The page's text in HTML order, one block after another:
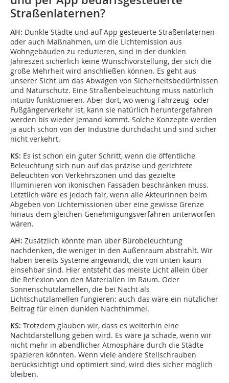
Straßenlaternen?
AH: Dunkle Städte und auf App gesteuerte Straßenlaternen
oder auch Maßnahmen, um die Lichtemission aus
Wohngebäuden zu reduzieren, sind in der dunklen
Jahreszeit sicherlich keine Wunschvorstellung, der sich die
große Mehrheit wird anschließen können. Es geht aus
unserer Sicht um das Abwägen von Sicherheitsbedürfnissen
und Naturschutz. Eine Straßenbeleuchtung muss natürlich
intuitiv funktionieren. Aber dort, wo wenig Fahrzeug- oder
Fußgängerverkehr ist, kann sie natürlich heruntergefahren
werden bis wieder jemand kommt. Solche Konzepte werden
ja auch schon von der Industrie durchdacht und sind sicher
nicht verkehrt.
KS: Es ist schon ein guter Schritt, wenn die öffentliche
Beleuchtung sich nun auf das präzise und gerichtete
Beleuchten von Verkehrszonen und das gezielte
Illuminieren von ikonischen Fassaden beschränken muss.
Letztlich wäre es jedoch fair, wenn alle AkteurInnen beim
Abgeben von Lichtemissionen über eine gewisse Grenze
hinaus dem gleichen Genehmigungsverfahren unterworfen
wären.
AH: Zusätzlich könnte man über Bürobeleuchtung
nachdenken, die weniger in den Außenraum abstrahlt. Wir
haben bereits Systeme angewandt, die von unten kaum
einsehbar sind. Hier entsteht das meiste Licht allein über
die Reflexion von den Materialien im Raum. Oder
Sonnenschutzlamellen, die bei Nacht als
Lichtschutzlamellen fungieren: auch das wäre ein nützlicher
Beitrag für einen dunklen Nachthimmel.
KS: Trotzdem glauben wir, dass es weiterhin eine
Nachtdarstellung geben wird. Es wäre ja schade, wenn wir
nicht mehr in abendlicher Atmosphäre durch die Städte
spazieren könnten. Wenn viele andere Stellschrauben
berücksichtigt und optimiert sind, wird dies sicher möglich
bleiben.